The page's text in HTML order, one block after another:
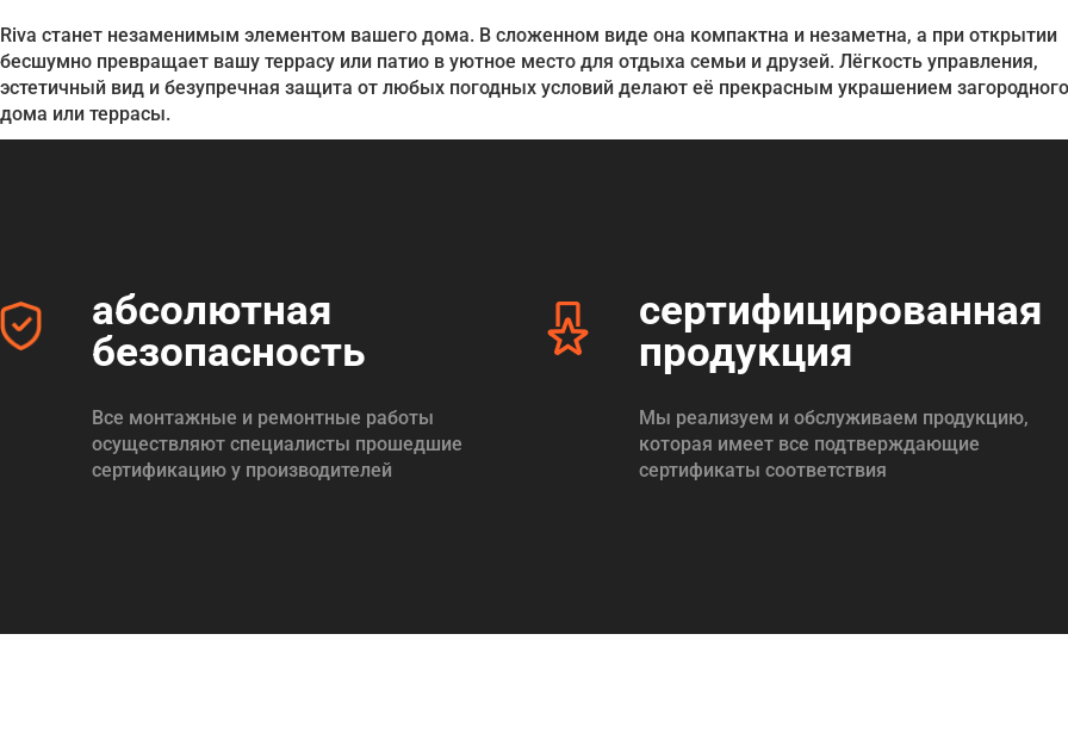
Riva станет незаменимым элементом вашего дома. В сложенном виде она компактна и незаметна, а при открытии
бесшумно превращает вашу террасу или патио в уютное место для отдыха семьи и друзей. Лёгкость управления,
эстетичный вид и безупречная защита от любых погодных условий делают её прекрасным украшением загородного
дома или террасы.
абсолютная
безопасность
Все монтажные и ремонтные работы
осуществляют специалисты прошедшие
сертификацию у производителей
сертифицированная
продукция
Мы реализуем и обслуживаем продукцию,
которая имеет все подтверждающие
сертификаты соответствия